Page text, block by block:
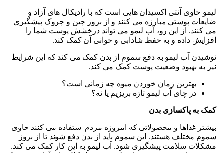
لیمو حاوی آنتی اکسیدان هایی است که با رادیکال های آزاد و
ضایعات پوستی مبارزه می کنند و از بروز چین و چروک پیشگیری
می کنند. از این رو، آب لیمو می تواند درخشش پوست شما را
افزایش داده و به حفظ شادابی و جوانی آن کمک کند.
نوشیدن آب لیمو به دفع سموم از بدن کمک می کند که این شرایط
نیز به بهبود وضعیت پوست کمک می کند.
بهترین زمان خوردن میوه چه زمانی است؟
در چای آب لیمو تازه بریزیم یا نه؟
کمک به پاکسازی بدن
بیشتر غذاها و محصولاتی که امروزه مردم استفاده می کنند حاوی
سموم مختلف هستند. این سموم باید از بدن دفع شوند تا از بروز
مشکلات سلامت پیشگیری شود. آب لیمو به این کار کمک می کند.